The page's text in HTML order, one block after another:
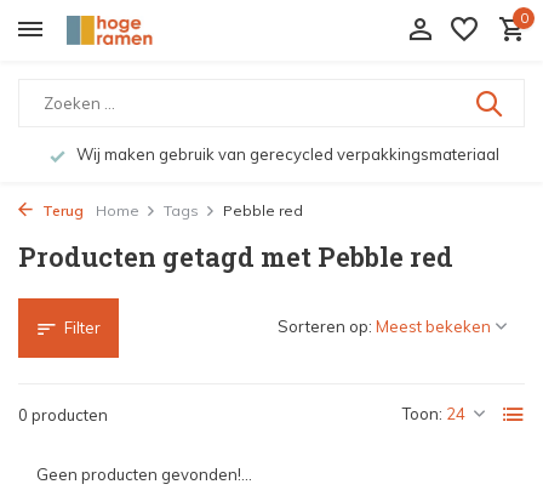
0
Wij maken gebruik van gerecycled verpakkingsmateriaal
Terug Home Tags Pebble red
Producten getagd met Pebble red
Filter
0 producten Toon:
Sorteren op:
Geen producten gevonden!...